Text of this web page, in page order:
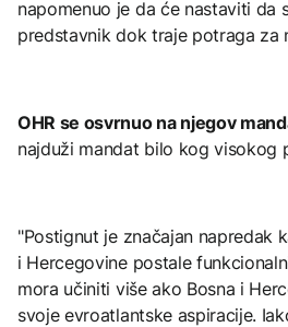
napomenuo je da će nastaviti da
predstavnik dok traje potraga za
OHR se osvrnuo na njegov
najduži mandat bilo kog visokog
"Postignut je značajan napredak
i Hercegovine postale
mora učiniti više ako Bosna i
svoje evroatlantske aspiracije.